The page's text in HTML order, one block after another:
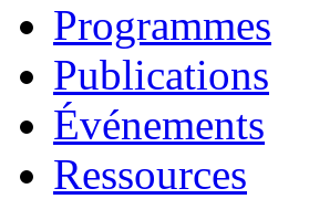
Programmes
Publications
Événements
Ressources